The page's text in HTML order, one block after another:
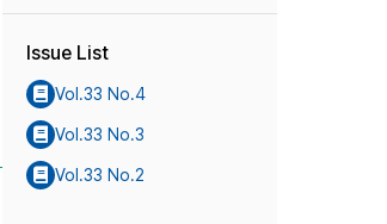
Issue List
Vol.33 No.4
Vol.33 No.3
Vol.33 No.2